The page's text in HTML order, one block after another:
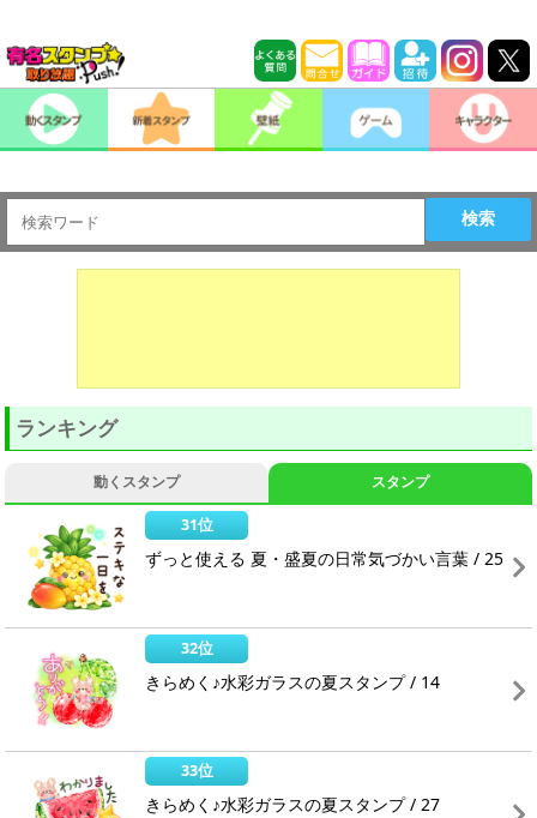
検索
ランキング
動くスタンプ スタンプ
31位
ずっと使える 夏・盛夏の日常気づかい言葉 / 25
32位
きらめく♪水彩ガラスの夏スタンプ / 14
33位
きらめく♪水彩ガラスの夏スタンプ / 27